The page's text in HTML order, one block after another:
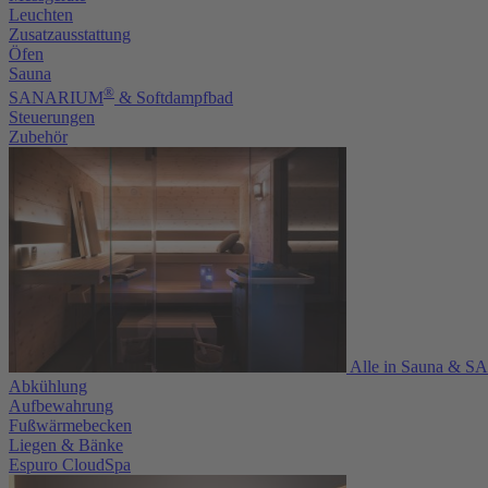
Leuchten
Zusatzausstattung
Öfen
Sauna
SANARIUM® & Softdampfbad
Steuerungen
Zubehör
Alle in Sauna &
Abkühlung
Aufbewahrung
Fußwärmebecken
Liegen & Bänke
Espuro CloudSpa